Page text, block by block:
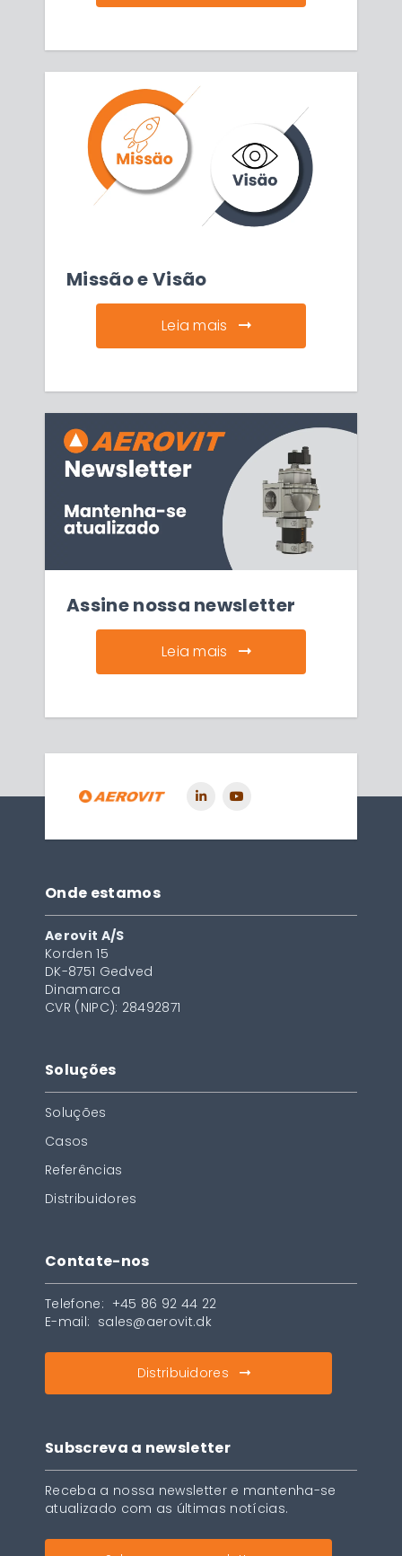
Missão e Visão
Leia mais
Assine nossa newsletter
Leia mais
Onde estamos
Aerovit A/S
Korden 15
DK-8751 Gedved
Dinamarca
CVR (NIPC): 28492871
Soluções
Soluções
Casos
Referências
Distribuidores
Contate-nos
Telefone: +45 86 92 44 22
E-mail: sales@aerovit.dk
Distribuidores
Subscreva a newsletter
Receba a nossa newsletter e mantenha-se
atualizado com as últimas notícias.